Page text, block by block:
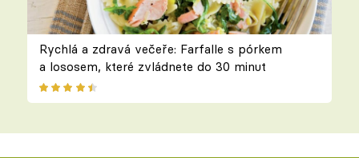
Rychlá a zdravá večeře: Farfalle s pórkem
a lososem, které zvládnete do 30 minut